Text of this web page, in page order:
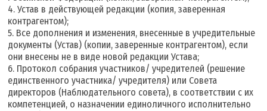
4. Устав в действующей редакции (копия, заверенная
контрагентом);
5. Все дополнения и изменения, внесенные в учредительные
документы (Устав) (копии, заверенные контрагентом), если
они внесены не в виде новой редакции Устава;
6. Протокол собрания участников/ учредителей (решение
единственного участника/ учредителя) или Совета
директоров (Наблюдательного совета), в соответствии с их
компетенцией, о назначении единоличного исполнительно